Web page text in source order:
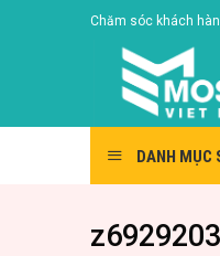
Chăm sóc khách
DANH MỤC